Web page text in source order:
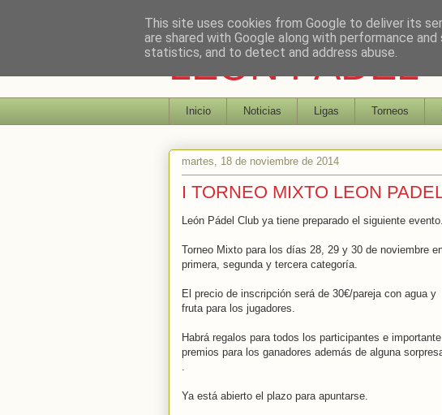
LEON PADEL
Inicio Noticias Ligas Torneos
martes, 18 de noviembre de 2014
I TORNEO MIXTO LEON
León Pádel Club ya tiene preparado el siguiente evento.
Torneo Mixto para los días 28, 29 y 30 de noviembre
primera, segunda y tercera categoría.
El precio de inscripción será de 30€/pareja con agua y
fruta para los jugadores.
Habrá regalos para todos los participantes e importante
premios para los ganadores además de alguna
Ya está abierto el plazo para apuntarse.
This site uses cookies from Google to deliver its
are shared with Google along with performance
statistics, and to detect and address abuse.